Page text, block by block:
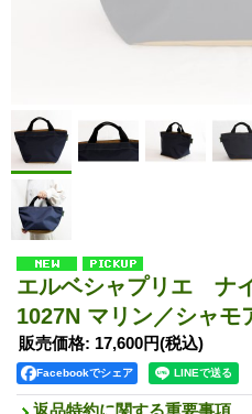
エルベシャプリエ ナ
1027N マリン／シャモ
販売価格: 17,600円(税込)
Facebookでシェア
返品特約に関する重要事項